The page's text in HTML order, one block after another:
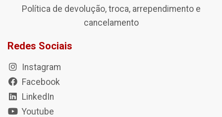
Política de devolução, troca, arrependimento e
cancelamento
Redes Sociais
Instagram
Facebook
LinkedIn
Youtube